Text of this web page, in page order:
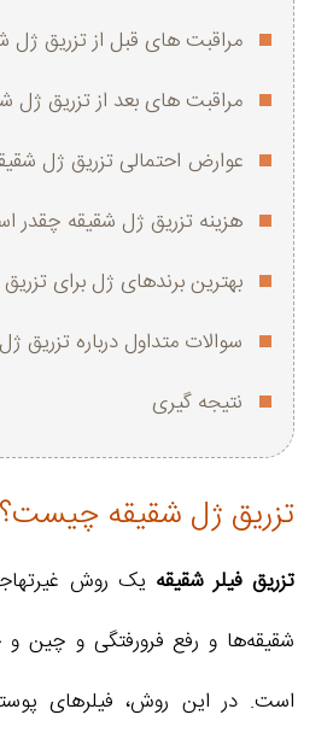
مراقبت های قبل از تزریق ژل
مراقبت های بعد از تزریق ژل
عوارض احتمالی تزریق ژل
هزینه تزریق ژل شقیقه چقدر
بهترین برندهای ژل برای
سوالات متداول درباره تزریق
نتیجه گیری
تزریق ژل شقیقه چیست؟
تزریق فیلر شقیقه یک روش
شقیقه‌ها و رفع فرورفتگی و چین
است. در این روش، فیلرهای